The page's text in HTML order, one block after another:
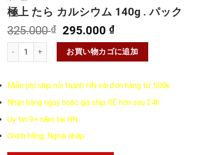
極上 たら カルシウム 140g . パック
325.000₫
元
の
価
格
325.000 ₫
で
た。
295.000 ₫現
在
の
価
は
295.000 ₫
極上 たら カルシウム 140g . パック個
お買い物カゴに追加
Miễn phí ship nội thành HN với đơn hàng từ 500k
Nhận hàng ngay hoặc giá ship RẺ hơn sau 24h
Uy tín 9+ năm tại HN
Chính hãng, Ngoại nhập